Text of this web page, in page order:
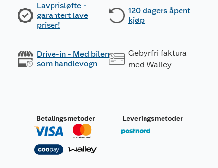
Lavprisløfte -
garantert lave
priser!
120 dagers åpent
kjøp
Drive-in - Med bilen
som handlevogn
Gebyrfri faktura
med Walley
Betalingsmetoder Leveringsmetoder